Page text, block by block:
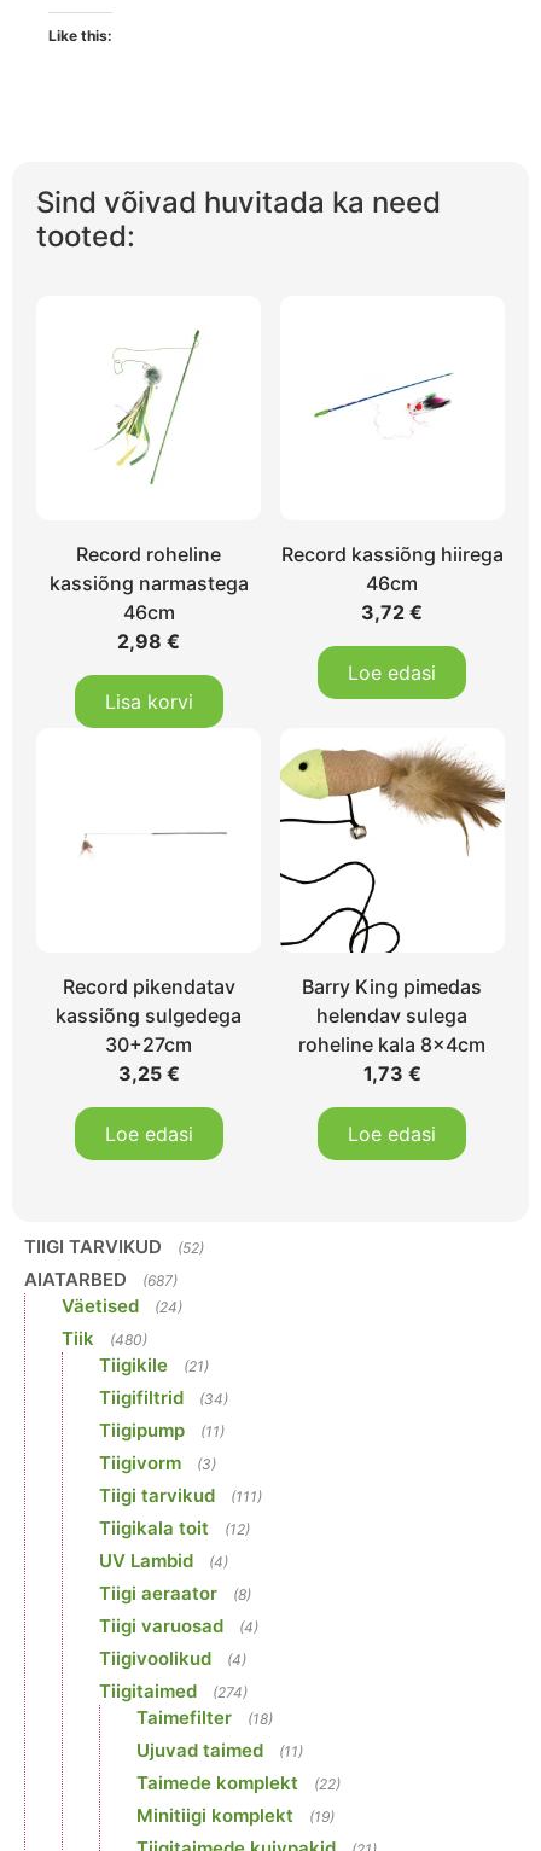
Like this:
Sind võivad huvitada ka need
tooted:
Record roheline
kassiõng narmastega
46cm
2,98€
Lisa korvi
Record kassiõng hiirega
46cm
3,72€
Loe edasi
Record pikendatav
kassiõng sulgedega
30+27cm
3,25 €
Loe edasi
Barry King pimedas
helendav sulega
roheline kala 8x4cm
1,73 €
Loe edasi
TIIGI TARVIKUD (52)
AIATARBED (687)
Väetised (24)
Tiik (480)
Tiigikile (21)
Tiigifiltrid (34)
Tiigipump (11)
Tiigivorm (3)
Tiigi tarvikud (111)
Tiigikala toit (12)
UV Lambid (4)
Tiigi aeraator (8)
Tiigi varuosad (4)
Tiigivoolikud (4)
Tiigitaimed (274)
Taimefilter (18)
Ujuvad taimed (11)
Taimede komplekt (22)
Minitiigi komplekt (19)